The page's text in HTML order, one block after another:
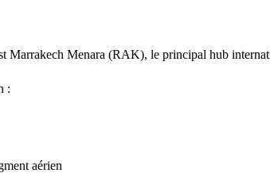
Marrakech Menara (RAK), le principal hub
:
aérien